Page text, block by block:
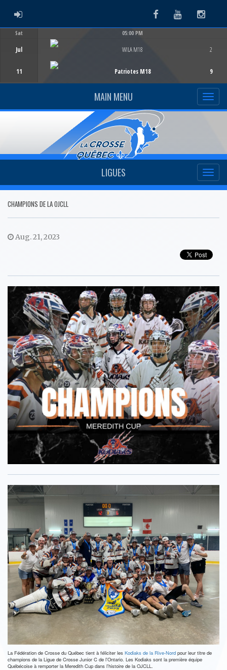
ADMIN LOGIN FacebookYoutube
Sat
Jul
11
05:00 PM
WILA M18
Patriotes M18
2
9
MAIN MENU
LIGUES
CHAMPIONS DE LA OJCLL
Aug. 21, 2023
La Fédération de Crosse du Québec tient à féliciter les Kodiaks de la Rive-Nord pour leur titre de
champions de la Ligue de Crosse Junior C de l'Ontario. Les Kodiaks sont la première équipe
Québécoise à remporter la Meredith Cup dans l'histoire de la OJCLL.